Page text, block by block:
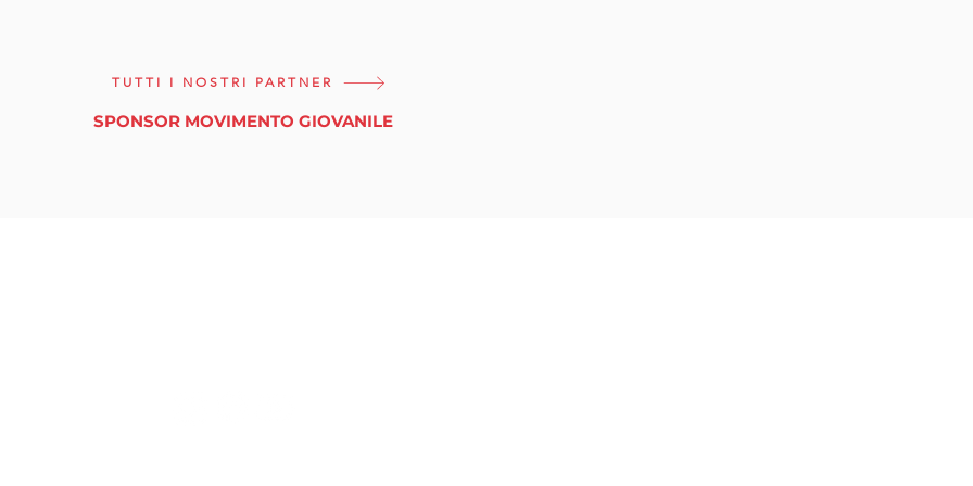
TUTTI I NOSTRI PARTNER
SPONSOR MOVIMENTO GIOVANILE